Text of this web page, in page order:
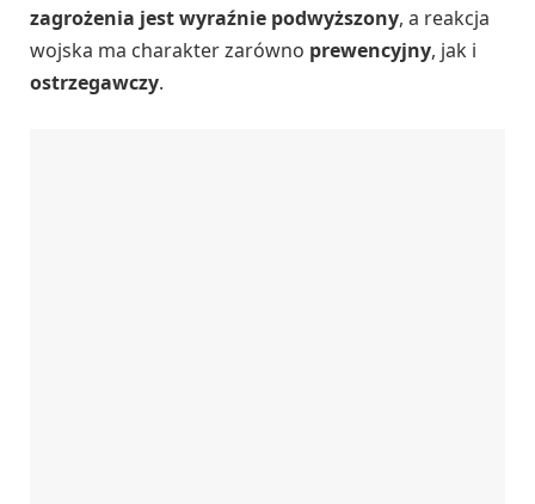
zagrożenia jest wyraźnie podwyższony, a reakcja
wojska ma charakter zarówno prewencyjny, jak i
ostrzegawczy.